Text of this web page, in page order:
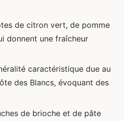
de citron vert, de pomme
donnent une fraîcheur
caractéristique due au
des Blancs, évoquant des
de brioche et de pâte